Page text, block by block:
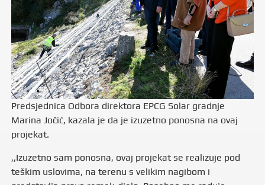
Predsjednica Odbora direktora EPCG Solar gradnje
Marina Jočić, kazala je da je izuzetno ponosna na ovaj
projekat.
,,Izuzetno sam ponosna, ovaj projekat se realizuje pod
teškim uslovima, na terenu s velikim nagibom i